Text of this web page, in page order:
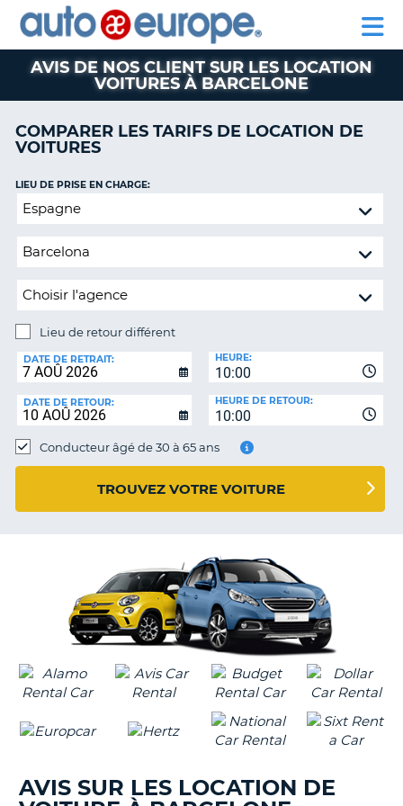
LOCATION
DE
VOITURES
CAMPING-
CAR
PARTENAIRE
SUPPORT
CLIENT
AUTO
EUROPE
LOCATION
DE
VOITURES
CAR
PARTENAIRE
CLIENT
MON
GÉRER
RÉSERVATION
CANADA
LANGUAGE
AVIS DE NOS CLIENT SUR LES LOCATION
VOITURES À BARCELONE
COMPARER LES TARIFS DE LOCATION DE
VOITURES
Lieu
retour
LIEU DE PRISE EN CHARGE:
Lieu de retour différent
DE
RETOUR:
DATE DE RETRAIT:
10:00
HEURE:
DATE DE RETOUR:
10:00
HEURE DE RETOUR:
Conducteur âgé de 30 à 65 ans
TROUVEZ VOTRE VOITURE
AVIS SUR LES LOCATION DE